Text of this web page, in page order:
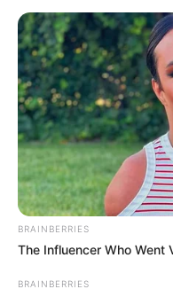
BRAINBERRIES
The Influencer Who Went
BRAINBERRIES